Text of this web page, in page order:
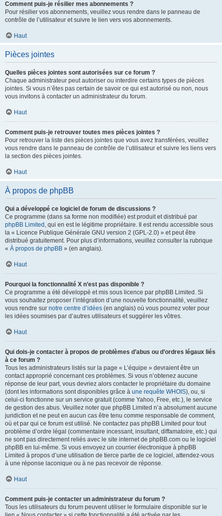
Comment puis-je résilier mes abonnements ?
Pour résilier vos abonnements, veuillez vous rendre dans le panneau de
contrôle de l’utilisateur et suivre le lien vers vos abonnements.
Haut
Pièces jointes
Quelles pièces jointes sont autorisées sur ce forum ?
Chaque administrateur peut autoriser ou interdire certains types de pièces
jointes. Si vous n’êtes pas certain de savoir ce qui est autorisé ou non, nous
vous invitons à contacter un administrateur du forum.
Haut
Comment puis-je retrouver toutes mes pièces jointes ?
Pour retrouver la liste des pièces jointes que vous avez transférées, veuillez
vous rendre dans le panneau de contrôle de l’utilisateur et suivre les liens vers
la section des pièces jointes.
Haut
À propos de phpBB
Qui a développé ce logiciel de forum de discussions ?
Ce programme (dans sa forme non modifiée) est produit et distribué par
phpBB Limited , qui en est le légitime propriétaire. Il est rendu accessible sous
la « Licence Publique Générale GNU version 2 (GPL-2.0) » et peut être
distribué gratuitement. Pour plus d’informations, veuillez consulter la rubrique
« À propos de phpBB » (en anglais).
Haut
Pourquoi la fonctionnalité X n’est pas disponible ?
Ce programme a été développé et mis sous licence par phpBB Limited. Si
vous souhaitez proposer l’intégration d’une nouvelle fonctionnalité, veuillez
vous rendre sur notre centre d’idées (en anglais) où vous pourrez voter pour
les idées soumises par d’autres utilisateurs et suggérer les vôtres.
Haut
Qui dois-je contacter à propos de problèmes d’abus ou d’ordres légaux liés
à ce forum ?
Tous les administrateurs listés sur la page « L’équipe » devraient être un
contact approprié concernant ces problèmes. Si vous n’obtenez aucune
réponse de leur part, vous devriez alors contacter le propriétaire du domaine
(dont les informations sont disponibles grâce à une requête WHOIS), ou, si
celui-ci fonctionne sur un service gratuit (comme Yahoo, Free, etc.), le service
de gestion des abus. Veuillez noter que phpBB Limited n’a absolument aucune
juridiction et ne peut en aucun cas être tenu comme responsable de comment,
où et par qui ce forum est utilisé. Ne contactez pas phpBB Limited pour tout
problème d’ordre légal (commentaire incessant, insultant, diffamatoire, etc.) qui
ne sont pas directement reliés avec le site internet de phpBB.com ou le logiciel
phpBB en lui-même. Si vous envoyez un courrier électronique à phpBB
Limited à propos d’une utilisation de tierce partie de ce logiciel, attendez-vous
à une réponse laconique ou à ne pas recevoir de réponse.
Haut
Comment puis-je contacter un administrateur du forum ?
Tous les utilisateurs du forum peuvent utiliser le formulaire disponible sur le